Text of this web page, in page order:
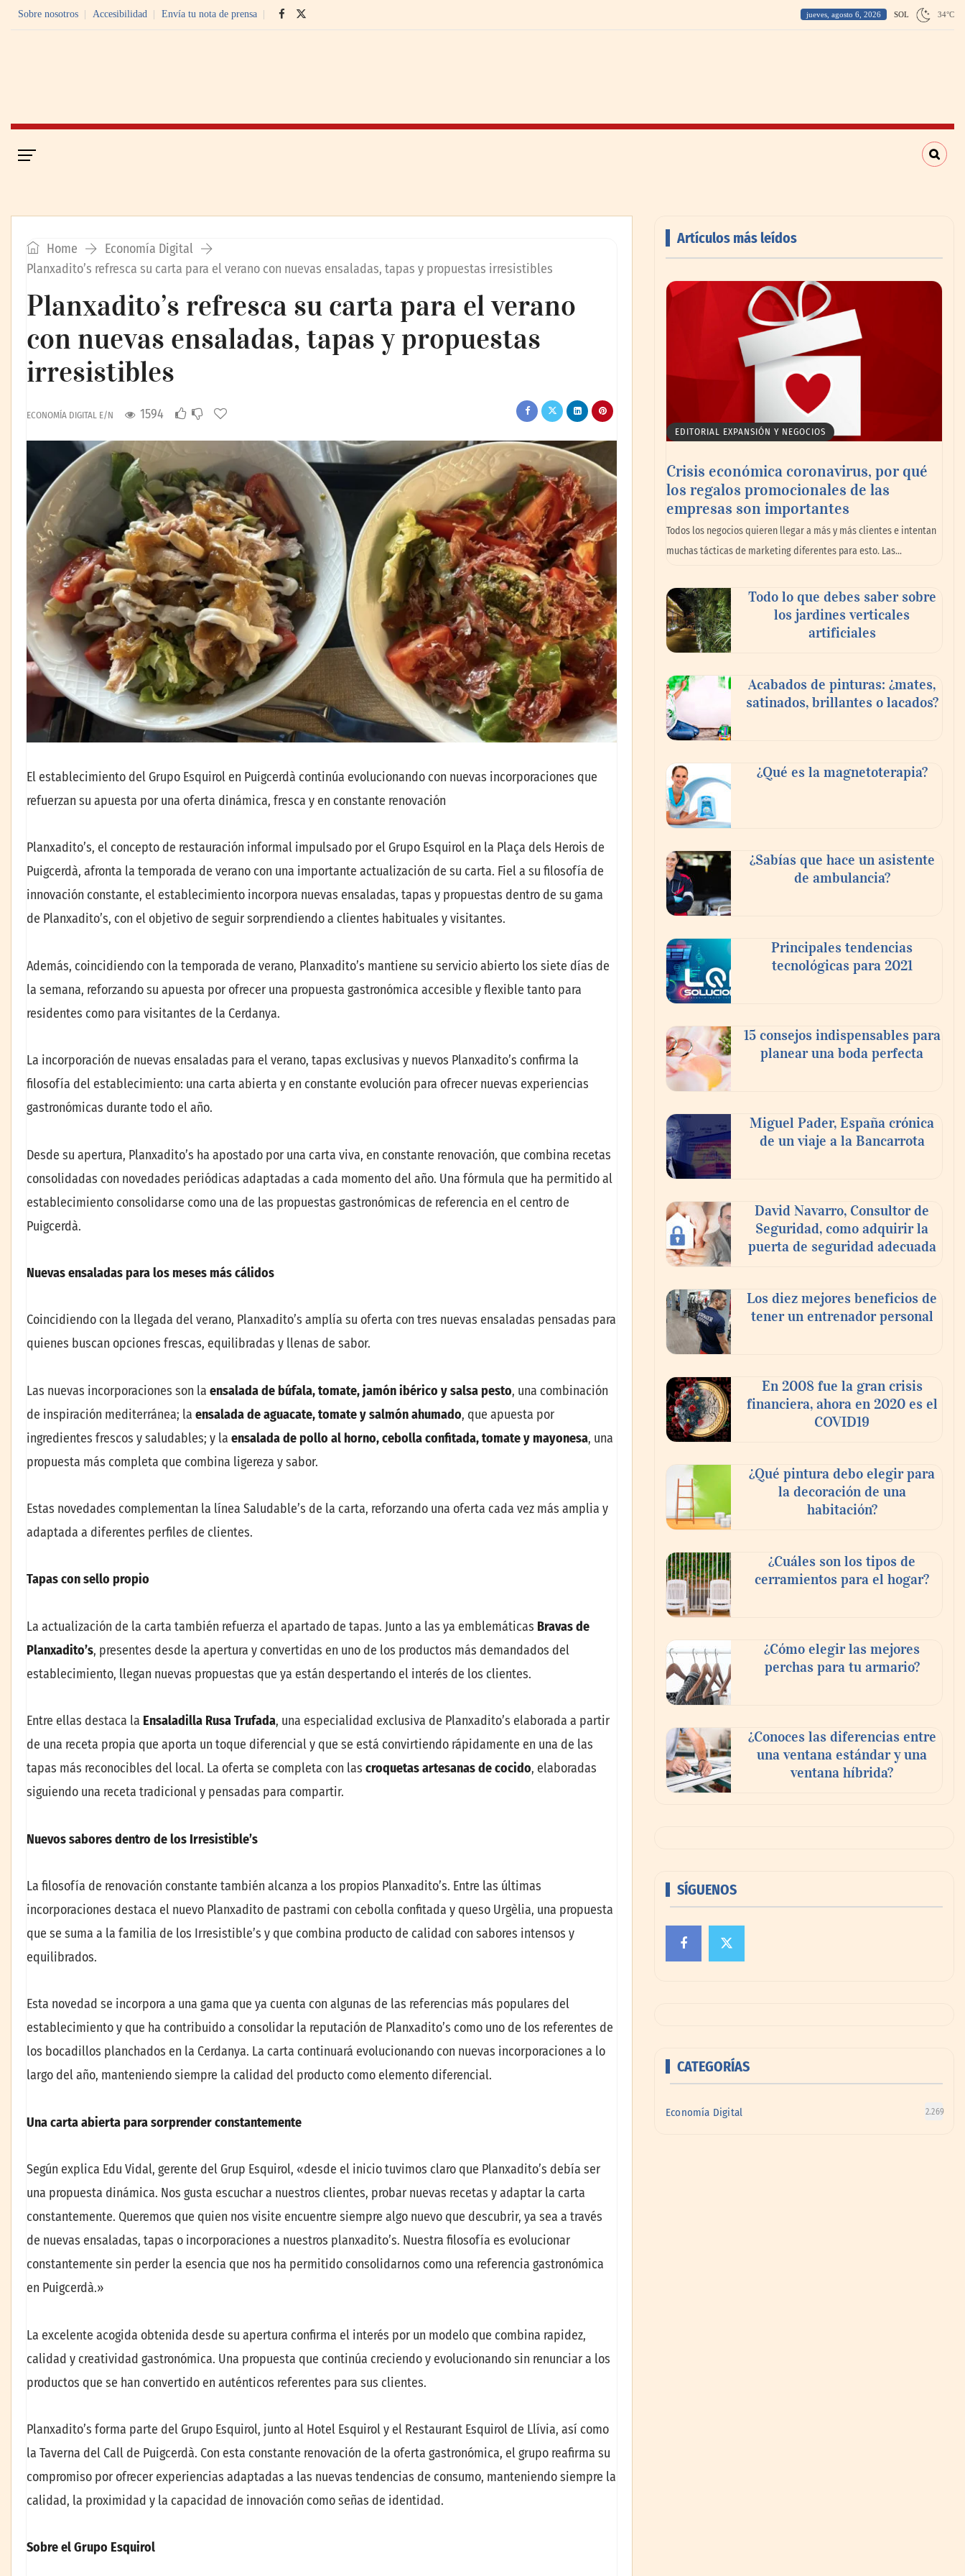
Sobre nosotros Accesibilidad Envía tu nota de prensa jueves, agosto 6, 2026 SOL 34°C
Home
Economía Digital
Planxadito’s refresca su carta para el verano con nuevas ensaladas, tapas y propuestas irresistibles
Planxadito’s refresca su carta para el verano
con nuevas ensaladas, tapas y propuestas
irresistibles
ECONOMÍA DIGITAL E/N 1594
El establecimiento del Grupo Esquirol en Puigcerdà continúa evolucionando con nuevas incorporaciones que
refuerzan su apuesta por una oferta dinámica, fresca y en constante renovación
Planxadito’s, el concepto de restauración informal impulsado por el Grupo Esquirol en la Plaça dels Herois de
Puigcerdà, afronta la temporada de verano con una importante actualización de su carta. Fiel a su filosofía de
innovación constante, el establecimiento incorpora nuevas ensaladas, tapas y propuestas dentro de su gama
de Planxadito’s, con el objetivo de seguir sorprendiendo a clientes habituales y visitantes.
Además, coincidiendo con la temporada de verano, Planxadito’s mantiene su servicio abierto los siete días de
la semana, reforzando su apuesta por ofrecer una propuesta gastronómica accesible y flexible tanto para
residentes como para visitantes de la Cerdanya.
La incorporación de nuevas ensaladas para el verano, tapas exclusivas y nuevos Planxadito’s confirma la
filosofía del establecimiento: una carta abierta y en constante evolución para ofrecer nuevas experiencias
gastronómicas durante todo el año.
Desde su apertura, Planxadito’s ha apostado por una carta viva, en constante renovación, que combina recetas
consolidadas con novedades periódicas adaptadas a cada momento del año. Una fórmula que ha permitido al
establecimiento consolidarse como una de las propuestas gastronómicas de referencia en el centro de
Puigcerdà.
Nuevas ensaladas para los meses más cálidos
Coincidiendo con la llegada del verano, Planxadito’s amplía su oferta con tres nuevas ensaladas pensadas para
quienes buscan opciones frescas, equilibradas y llenas de sabor.
Las nuevas incorporaciones son la ensalada de búfala, tomate, jamón ibérico y salsa pesto, una combinación
de inspiración mediterránea; la ensalada de aguacate, tomate y salmón ahumado, que apuesta por
ingredientes frescos y saludables; y la ensalada de pollo al horno, cebolla confitada, tomate y mayonesa, una
propuesta más completa que combina ligereza y sabor.
Estas novedades complementan la línea Saludable’s de la carta, reforzando una oferta cada vez más amplia y
adaptada a diferentes perfiles de clientes.
Tapas con sello propio
La actualización de la carta también refuerza el apartado de tapas. Junto a las ya emblemáticas Bravas de
Planxadito’s, presentes desde la apertura y convertidas en uno de los productos más demandados del
establecimiento, llegan nuevas propuestas que ya están despertando el interés de los clientes.
Entre ellas destaca la Ensaladilla Rusa Trufada, una especialidad exclusiva de Planxadito’s elaborada a partir
de una receta propia que aporta un toque diferencial y que se está convirtiendo rápidamente en una de las
tapas más reconocibles del local. La oferta se completa con las croquetas artesanas de cocido, elaboradas
siguiendo una receta tradicional y pensadas para compartir.
Nuevos sabores dentro de los Irresistible’s
La filosofía de renovación constante también alcanza a los propios Planxadito’s. Entre las últimas
incorporaciones destaca el nuevo Planxadito de pastrami con cebolla confitada y queso Urgèlia, una propuesta
que se suma a la familia de los Irresistible’s y que combina producto de calidad con sabores intensos y
equilibrados.
Esta novedad se incorpora a una gama que ya cuenta con algunas de las referencias más populares del
establecimiento y que ha contribuido a consolidar la reputación de Planxadito’s como uno de los referentes de
los bocadillos planchados en la Cerdanya. La carta continuará evolucionando con nuevas incorporaciones a lo
largo del año, manteniendo siempre la calidad del producto como elemento diferencial.
Una carta abierta para sorprender constantemente
Según explica Edu Vidal, gerente del Grup Esquirol, «desde el inicio tuvimos claro que Planxadito’s debía ser
una propuesta dinámica. Nos gusta escuchar a nuestros clientes, probar nuevas recetas y adaptar la carta
constantemente. Queremos que quien nos visite encuentre siempre algo nuevo que descubrir, ya sea a través
de nuevas ensaladas, tapas o incorporaciones a nuestros planxadito’s. Nuestra filosofía es evolucionar
constantemente sin perder la esencia que nos ha permitido consolidarnos como una referencia gastronómica
en Puigcerdà.»
La excelente acogida obtenida desde su apertura confirma el interés por un modelo que combina rapidez,
calidad y creatividad gastronómica. Una propuesta que continúa creciendo y evolucionando sin renunciar a los
productos que se han convertido en auténticos referentes para sus clientes.
Planxadito’s forma parte del Grupo Esquirol, junto al Hotel Esquirol y el Restaurant Esquirol de Llívia, así como
la Taverna del Call de Puigcerdà. Con esta constante renovación de la oferta gastronómica, el grupo reafirma su
compromiso por ofrecer experiencias adaptadas a las nuevas tendencias de consumo, manteniendo siempre la
calidad, la proximidad y la capacidad de innovación como señas de identidad.
Sobre el Grupo Esquirol
Artículos más leídos
EDITORIAL EXPANSIÓN Y NEGOCIOS
Crisis económica coronavirus, por qué
los regalos promocionales de las
empresas son importantes
Todos los negocios quieren llegar a más y más clientes e intentan
muchas tácticas de marketing diferentes para esto. Las…
Todo lo que debes saber sobre
los jardines verticales
artificiales
Acabados de pinturas: ¿mates,
satinados, brillantes o lacados?
¿Qué es la magnetoterapia?
¿Sabías que hace un asistente
de ambulancia?
Principales tendencias
tecnológicas para 2021
15 consejos indispensables para
planear una boda perfecta
Miguel Pader, España crónica
de un viaje a la Bancarrota
David Navarro, Consultor de
Seguridad, como adquirir la
puerta de seguridad adecuada
Los diez mejores beneficios de
tener un entrenador personal
En 2008 fue la gran crisis
financiera, ahora en 2020 es el
COVID19
¿Qué pintura debo elegir para
la decoración de una
habitación?
¿Cuáles son los tipos de
cerramientos para el hogar?
¿Cómo elegir las mejores
perchas para tu armario?
¿Conoces las diferencias entre
una ventana estándar y una
ventana híbrida?
SÍGUENOS
CATEGORÍAS
Economía Digital 2.269